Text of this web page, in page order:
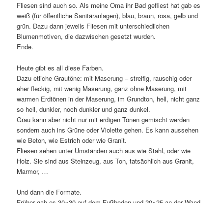
Fliesen sind auch so. Als meine Oma ihr Bad gefliest hat gab es
weiß (für öffentliche Sanitäranlagen), blau, braun, rosa, gelb und
grün. Dazu dann jeweils Fliesen mit unterschiedlichen
Blumenmotiven, die dazwischen gesetzt wurden.
Ende.
Heute gibt es all diese Farben.
Dazu etliche Grautöne: mit Maserung – streifig, rauschig oder
eher fleckig, mit wenig Maserung, ganz ohne Maserung, mit
warmen Erdtönen in der Maserung, im Grundton, hell, nicht ganz
so hell, dunkler, noch dunkler und ganz dunkel.
Grau kann aber nicht nur mit erdigen Tönen gemischt werden
sondern auch ins Grüne oder Violette gehen. Es kann aussehen
wie Beton, wie Estrich oder wie Granit.
Fliesen sehen unter Umständen auch aus wie Stahl, oder wie
Holz. Sie sind aus Steinzeug, aus Ton, tatsächlich aus Granit,
Marmor, …
Und dann die Formate.